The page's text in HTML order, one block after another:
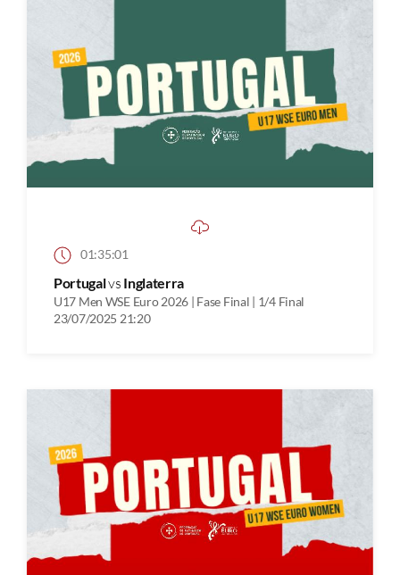
01:35:01
Portugalvs Inglaterra
U17 Men WSE Euro 2026 | Fase Final | 1/4 Final
23/07/2025 21:20